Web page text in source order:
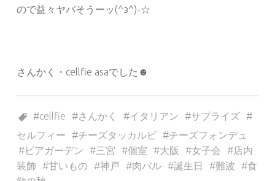
ので益々ヤバそうーッ(^з^)-☆
さんかく・cellfie asaでした☻
cellfie
さんかく イタリアン
サプライズ
セルフィー
チーズタッカルビ
チーズフォンデュ
ビアガーデン
三宮 個室 大阪 女子会
店内
装飾
甘いもの 神戸 肉バル 誕生日 難波
食